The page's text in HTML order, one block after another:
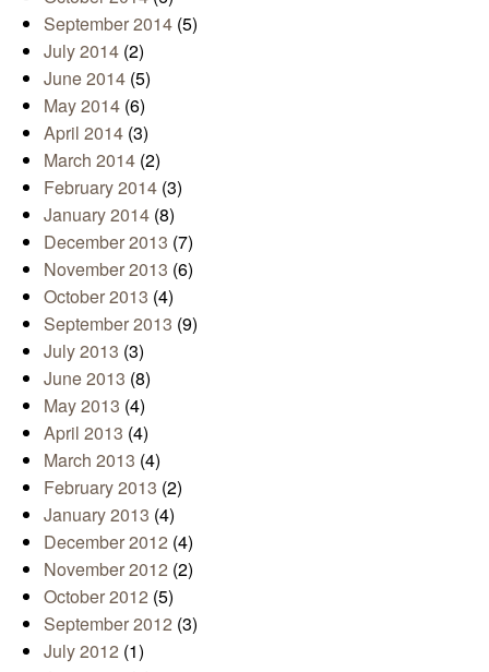
September 2014 (5)
July 2014 (2)
June 2014 (5)
May 2014 (6)
April 2014 (3)
March 2014 (2)
February 2014 (3)
January 2014 (8)
December 2013 (7)
November 2013 (6)
October 2013 (4)
September 2013 (9)
July 2013 (3)
June 2013 (8)
May 2013 (4)
April 2013 (4)
March 2013 (4)
February 2013 (2)
January 2013 (4)
December 2012 (4)
November 2012 (2)
October 2012 (5)
September 2012 (3)
July 2012 (1)